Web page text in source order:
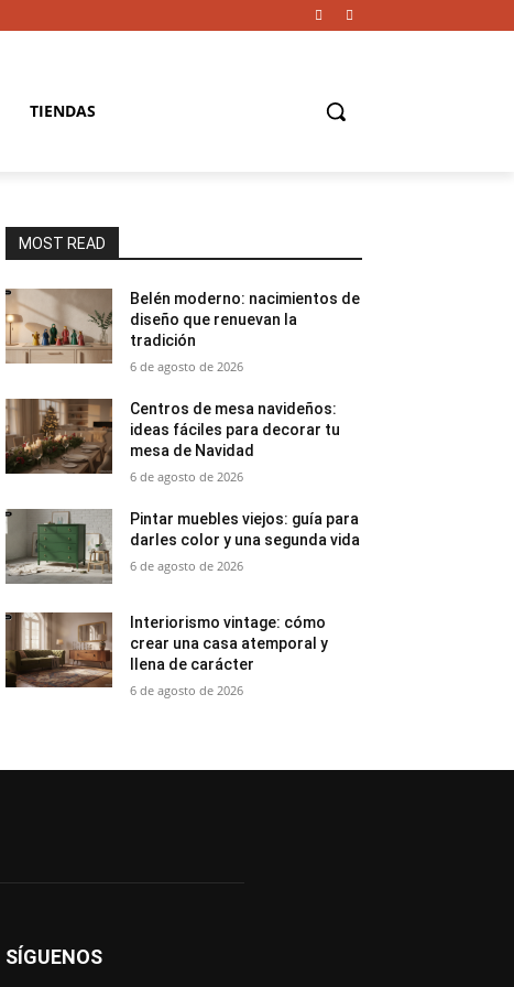
TIENDAS
MOST READ
Belén moderno: nacimientos de
diseño que renuevan la
tradición
6 de agosto de 2026
Centros de mesa navideños:
ideas fáciles para decorar tu
mesa de Navidad
6 de agosto de 2026
Pintar muebles viejos: guía para
darles color y una segunda vida
6 de agosto de 2026
Interiorismo vintage: cómo
crear una casa atemporal y
llena de carácter
6 de agosto de 2026
SÍGUENOS